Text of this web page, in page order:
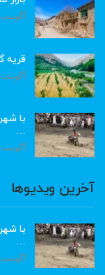
آگوست 8, 2026
قریه
آگوست 8, 2026
با
…
آگوست 8, 2026
آخرین ویدیوها
با
…
آگوست 8, 2026